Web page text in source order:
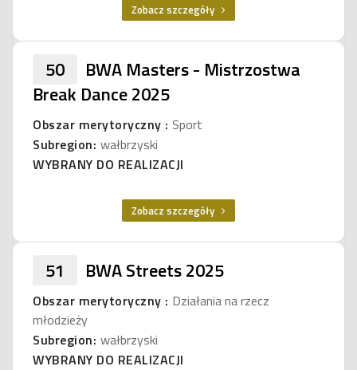
Zobacz szczegóły
50
BWA Masters - Mistrzostwa
Break Dance 2025
Obszar merytoryczny : Sport
Subregion: wałbrzyski
WYBRANY DO REALIZACJI
Zobacz szczegóły
51 BWA Streets 2025
Obszar merytoryczny : Działania na rzecz
młodzieży
Subregion: wałbrzyski
WYBRANY DO REALIZACJI